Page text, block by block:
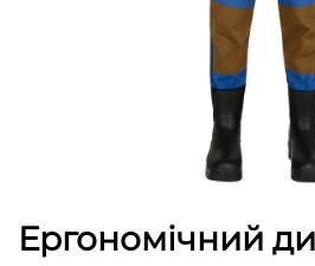
Ергономічний